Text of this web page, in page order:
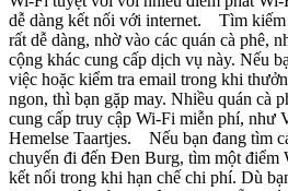
dễ dàng kết nối với internet. Tìm
rất dễ dàng, nhờ vào các quán cà phê,
cộng khác cung cấp dịch vụ này. Nếu
việc hoặc kiểm tra email trong khi
ngon, thì bạn gặp may. Nhiều quán cà
cung cấp truy cập Wi-Fi miễn phí, như
Hemelse Taartjes. Nếu bạn đang tìm
chuyến đi đến Đen Burg, tìm một điểm
kết nối trong khi hạn chế chi phí. Dù